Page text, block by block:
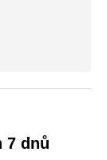
7 dnů